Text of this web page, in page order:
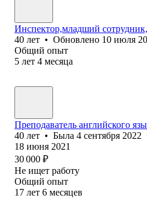
Инспектор,младший
40 лет • Обновлено 10 июля
Общий опыт
5 лет 4 месяца
Преподаватель английского
40 лет • Была 4 сентября 2022
18 июня 2021
30 000 ₽
Не ищет работу
Общий опыт
17 лет 6 месяцев